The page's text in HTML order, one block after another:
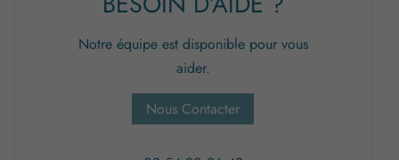
Notre équipe est disponible pour vous
aider.
Nous Contacter